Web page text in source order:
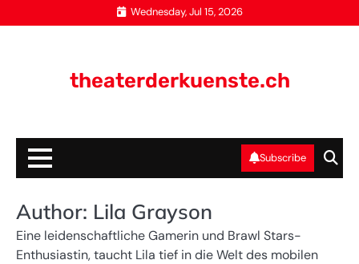
to
Wednesday, Jul 15, 2026
theaterderkuenste.ch
Subscribe
Author: Lila Grayson
Eine leidenschaftliche Gamerin und Brawl Stars-
Enthusiastin, taucht Lila tief in die Welt des mobilen